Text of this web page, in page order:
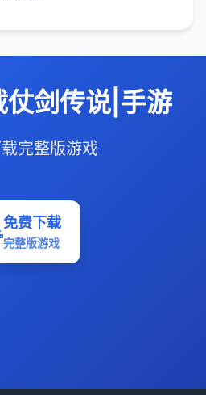
仗剑传说|手游
完整版游戏
免费下载
完整版游戏